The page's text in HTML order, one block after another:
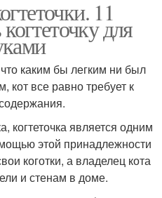
11
для
каким бы легким ни был
все равно требует к
когтеточка является одним
этой принадлежности
коготки, а владелец кота
и стенам в доме.